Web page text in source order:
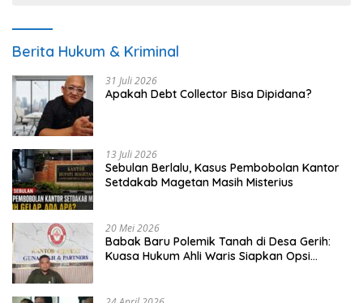
Berita Hukum & Kriminal
31 Juli 2026
Apakah Debt Collector Bisa Dipidana?
13 Juli 2026
Sebulan Berlalu, Kasus Pembobolan Kantor
Setdakab Magetan Masih Misterius
20 Mei 2026
Babak Baru Polemik Tanah di Desa Gerih:
Kuasa Hukum Ahli Waris Siapkan Opsi